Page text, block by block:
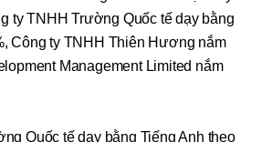
ty TNHH Trường Quốc tế dạy bằng
Công ty TNHH Thiên Hương nắm
Management Limited nắm
Quốc tế dạy bằng Tiếng Anh theo